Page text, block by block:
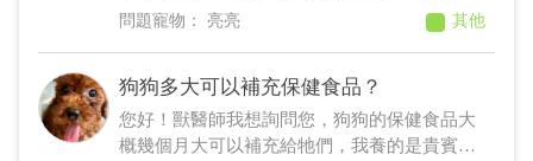
點，請問這是什麼情況？麻煩您了 謝謝！
亮亮 其他
狗狗多大可以補充保健食品？
您好！獸醫師我想詢問您，狗狗的保健食品大
概幾個月大可以補充給牠們，我養的是貴賓